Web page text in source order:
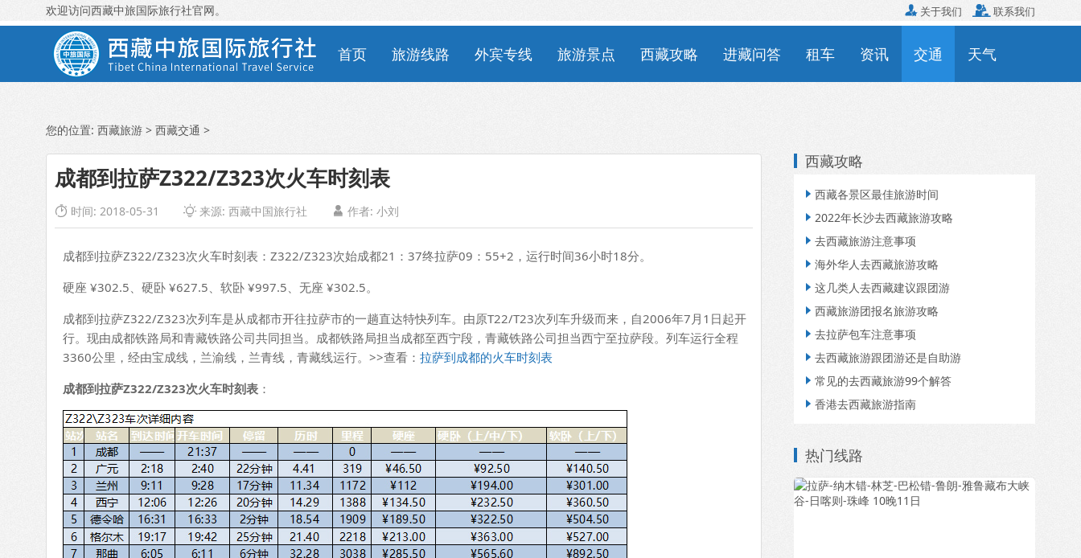
欢迎访问西藏中旅国际旅行社官网。  关于我们  联系我们
首页 旅游线路 外宾专线 旅游景点 西藏攻略 进藏问答 租车 资讯 交通 天气
您的位置: 西藏旅游 > 西藏交通 >
成都到拉萨Z322/Z323次火车时刻表
 时间: 2018-05-31 来源: 西藏中国旅行社  作者: 小刘
成都到拉萨Z322/Z323次火车时刻表：Z322/Z323次始成都21：37终拉萨09：55+2，运行时间36小时18分。
硬座 ¥302.5、硬卧 ¥627.5、软卧 ¥997.5、无座 ¥302.5。
成都到拉萨Z322/Z323次列车是从成都市开往拉萨市的一趟直达特快列车。由原T22/T23次列车升级而来，自2006年7月1日起开
行。现由成都铁路局和青藏铁路公司共同担当。成都铁路局担当成都至西宁段，青藏铁路公司担当西宁至拉萨段。列车运行全程
3360公里，经由宝成线，兰渝线，兰青线，青藏线运行。>>查看： 拉萨到成都的火车时刻表
成都到拉萨Z322/Z323次火车时刻表 ：
西藏攻略
 西藏各景区最佳旅游时间
 2022年长沙去西藏旅游攻略
 去西藏旅游注意事项
 海外华人去西藏旅游攻略
 这几类人去西藏建议跟团游
 西藏旅游团报名旅游攻略
 去拉萨包车注意事项
 去西藏旅游跟团游还是自助游
 常见的去西藏旅游99个解答
 香港去西藏旅游指南
热门线路